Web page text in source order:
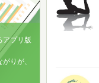
アプリ版
りが、